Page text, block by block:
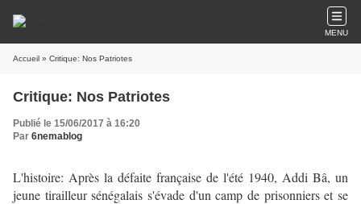
MENU
Accueil » Critique: Nos Patriotes
Critique: Nos Patriotes
Publié le 15/06/2017 à 16:20
Par 6nemablog
L'histoire: Après la défaite française de l'été 1940, Addi Bâ, un
jeune tirailleur sénégalais s'évade d'un camp de prisonniers et se